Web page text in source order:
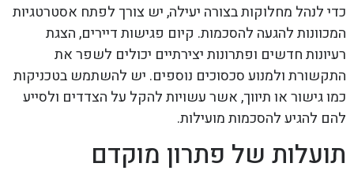
כדי לנהל מחלוקות בצורה יעילה, יש צורך לפתח אסטרטגיות
המכוונות להגעה להסכמות. קיום פגישות דיירים, הצגת
רעיונות חדשים ופתרונות יצירתיים יכולים לשפר את
התקשורת ולמנוע סכסוכים נוספים. יש להשתמש בטכניקות
כמו גישור או תיווך, אשר עשויות להקל על הצדדים ולסייע
להם להגיע להסכמות מועילות.
תועלות של פתרון מוקדם